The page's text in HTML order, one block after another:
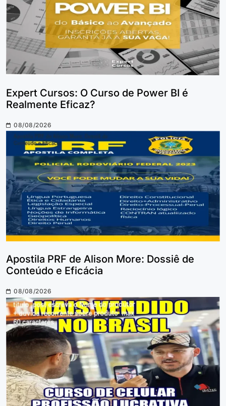
Expert Cursos: O Curso de Power BI é
Realmente Eficaz?
08/08/2026
Apostila PRF de Alison More: Dossiê de
Conteúdo e Eficácia
08/08/2026